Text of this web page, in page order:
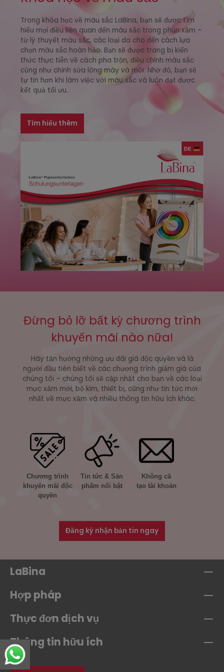
Trong khóa học về màu sắc LaBina, bạn sẽ được tìm
hiểu mọi điều liên quan đến màu sắc trong phun xăm –
từ lý thuyết màu sắc, các loại da cho đến cách lựa
chọn màu sắc hoàn hảo. Bạn sẽ được trang bị kiến
thức thực tiễn về cách pha trộn, điều chỉnh màu sắc
cũng như chỉnh sửa lông mày và môi. Nhờ đó, bạn sẽ
tự tin hơn khi làm việc với màu sắc và luôn đạt được
kết quả tối ưu.
Tìm hiểu thêm
Đừng bỏ lỡ bất kỳ chương trình
khuyến mãi nào nữa!
Hãy tận hưởng những ưu đãi giá độc quyền và là
người đầu tiên biết về các chương trình giảm giá của
chúng tôi – chúng tôi sẽ cập nhật cho bạn về các loại
mực xăm mới, bộ kim, thiết bị, cũng như tin tức mới
nhất về mực xăm và nhiều thông tin hữu ích khác.
Chương trình
khuyến mãi độc
quyền
Tin tức & Sản
phẩm nổi bật
Không cầ
tạo tài khoản
Đăng ký nhận bản tin ngay
LaBina
Hợp pháp
Thực đơn dịch vụ
Thông tin hữu ích